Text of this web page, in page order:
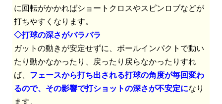
に回転がかかればショートクロスやスピンロブなどが
打ちやすくなります。
◇打球の深さがバラバラ
ガットの動きが安定せずに、ボールインパクトで動い
たり動かなかったり、戻ったり戻らなかったりすれ
ば、 フェースから打ち出される打球の角度が毎回変わ
るので、その影響で打ショットの深さが不安定になり
ます。